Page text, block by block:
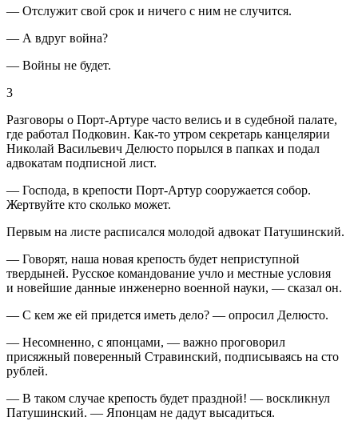
— Отслужит свой срок и ничего с ним не случится.
— А вдруг война?
— Войны не будет.
3
Разговоры о Порт-Артуре часто велись и в судебной палате,
где работал Подковин. Как-то утром секретарь канцелярии
Николай Васильевич Делюсто порылся в папках и подал
адвокатам подписной лист.
— Господа, в крепости Порт-Артур сооружается собор.
Жертвуйте кто сколько может.
Первым на листе расписался молодой адвокат Патушинский.
— Говорят, наша новая крепость будет неприступной
твердыней. Русское командование учло и местные условия
и новейшие данные инженерно военной науки, — сказал он.
— С кем же ей придется иметь дело? — опросил Делюсто.
— Несомненно, с японцами, — важно проговорил
присяжный поверенный Стравинский, подписываясь на сто
рублей.
— В таком случае крепость будет праздной! — воскликнул
Патушинский. — Японцам не дадут высадиться.